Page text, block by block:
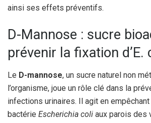
ainsi ses effets préventifs.
D-Mannose : sucre
prévenir la fixation d’E.
Le D-mannose, un sucre naturel non
l’organisme, joue un rôle clé dans la
infections urinaires. Il agit en empêchant
bactérie Escherichia coli aux parois des